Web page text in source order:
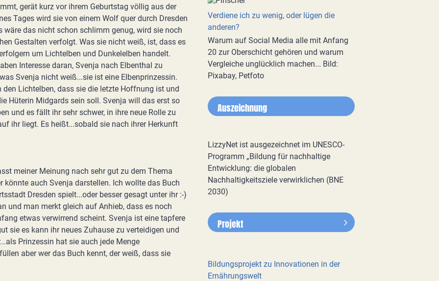
gerät kurz vor ihrem Geburtstag völlig aus der
Tages wird sie von einem Wolf quer durch Dresden
wäre das nicht schon schlimm genug, wird sie noch
Gestalten verfolgt. Was sie nicht weiß, ist, dass es
um Lichtelben und Dunkelelben handelt.
Interesse daran, Svenja nach Elbenthal zu
Svenja nicht weiß...sie ist eine Elbenprinzessin.
den Lichtelben, dass sie die letzte Hoffnung ist und
Hüterin Midgards sein soll. Svenja will das erst so
und es fällt ihr sehr schwer, in ihre neue Rolle zu
ihr liegt. Es heißt...sobald sie nach ihrer Herkunft
meiner Meinung nach sehr gut zu dem Thema
könnte auch Svenja darstellen. Ich wollte das Buch
Dresden spielt...oder besser gesagt unter ihr :-)
und man merkt gleich auf Anhieb, dass es noch
etwas verwirrend scheint. Svenja ist eine tapfere
sie es kann ihr neues Zuhause zu verteidigen und
Prinzessin hat sie auch jede Menge
aber wer das Buch kennt, der weiß, dass sie
Verdiene ich zu wenig, oder lügen die
anderen?
Warum auf Social Media alle mit Anfang
20 zur Oberschicht gehören und warum
Vergleiche unglücklich machen... Bild:
Pixabay, Petfoto
Auszeichnung
LizzyNet ist ausgezeichnet im UNESCO-
Programm „Bildung für nachhaltige
Entwicklung: die globalen
Nachhaltigkeitsziele verwirklichen (BNE
2030)
Projekt
Bildungsprojekt zu Innovationen in der
Ernährungswelt